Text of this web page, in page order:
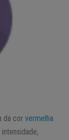
da cor vermelha